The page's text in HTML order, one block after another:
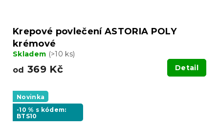
Krepové povlečení ASTORIA POLY
krémové
Skladem (>10 ks)
od 369 Kč Detail
Novinka
-10 % s kódem:
BTS10